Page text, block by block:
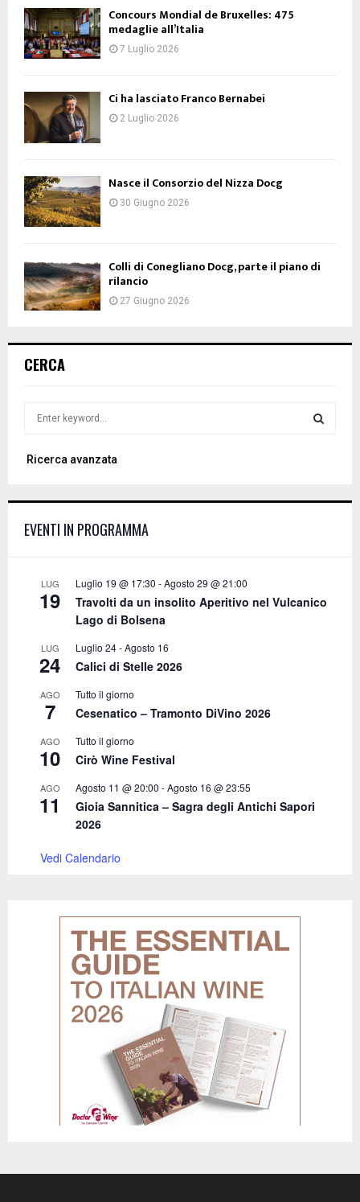
Concours Mondial de Bruxelles: 475
medaglie all’Italia
7 Luglio 2026
Ci ha lasciato Franco Bernabei
2 Luglio 2026
Nasce il Consorzio del Nizza Docg
30 Giugno 2026
Colli di Conegliano Docg, parte il piano di
rilancio
27 Giugno 2026
CERCA
r
o
Ricerca avanzata
EVENTI IN PROGRAMMA
LUG
19
Luglio 19 @ 17:30 -Agosto 29 @ 21:00
Travolti da un insolito Aperitivo nel Vulcanico
Lago di Bolsena
LUG
24
Luglio 24-Agosto 16
Calici di Stelle 2026
AGO
7
Tutto il giorno
Cesenatico – Tramonto DiVino 2026
AGO
10
Tutto il giorno
Cirò Wine Festival
AGO
11
Agosto 11 @ 20:00 -Agosto 16 @ 23:55
Gioia Sannitica – Sagra degli Antichi Sapori
2026
Vedi Calendario